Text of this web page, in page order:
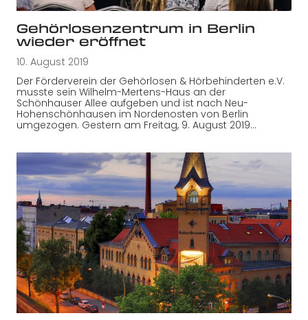
Gehörlosenzentrum in Berlin
wieder eröffnet
10. August 2019
Der Förderverein der Gehörlosen & Hörbehinderten e.V.
musste sein Wilhelm-Mertens-Haus an der
Schönhauser Allee aufgeben und ist nach Neu-
Hohenschönhausen im Nordenosten von Berlin
umgezogen. Gestern am Freitag, 9. August 2019…